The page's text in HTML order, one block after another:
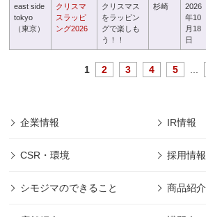
east side
tokyo
（東京）
クリスマ
スラッピ
ング2026
クリスマス
をラッピン
グで楽しも
う！！
杉崎
2026
年10
月18
日
1 2 3 4 5
企業情報 IR情報
CSR・環境 採用情報
シモジマのできること 商品紹介